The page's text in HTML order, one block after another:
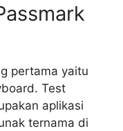
pertama yaitu
Test
aplikasi
ternama di